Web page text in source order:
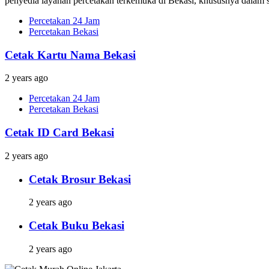
Percetakan 24 Jam
Percetakan Bekasi
Cetak Kartu Nama Bekasi
2 years ago
Percetakan 24 Jam
Percetakan Bekasi
Cetak ID Card Bekasi
2 years ago
Cetak Brosur Bekasi
2 years ago
Cetak Buku Bekasi
2 years ago